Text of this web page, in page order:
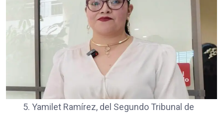
5. Yamilet Ramírez, del Segundo Tribunal de